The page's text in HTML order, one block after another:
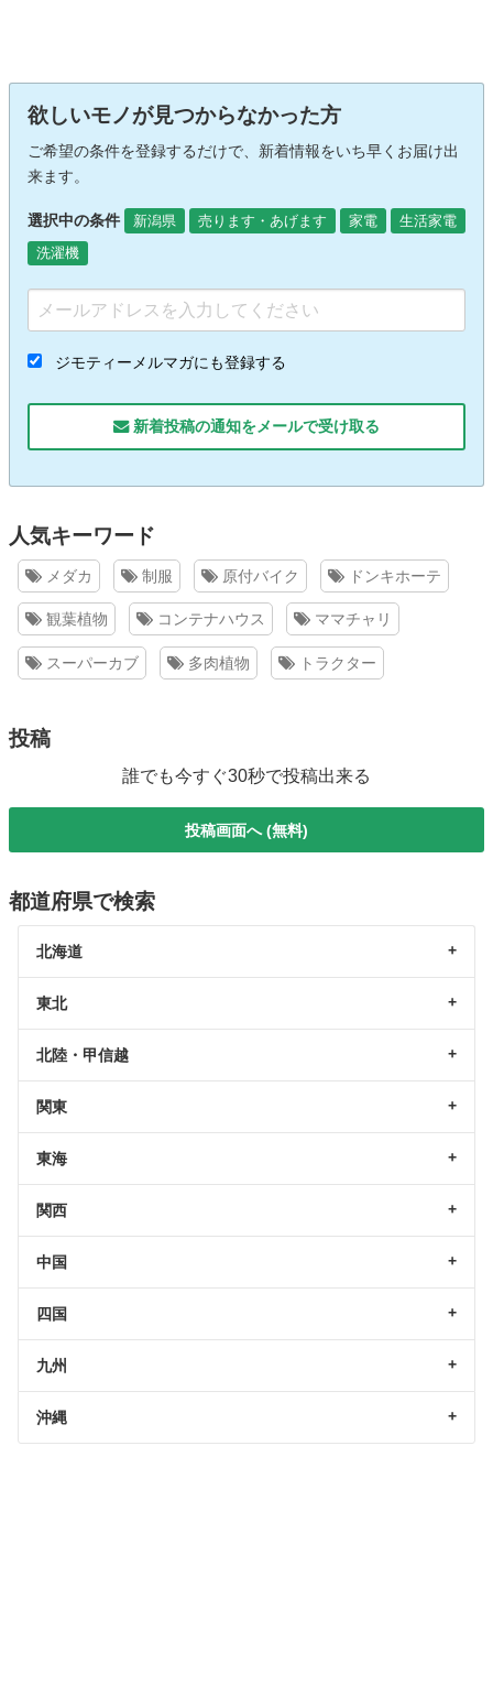
欲しいモノが見つからなかった方
ご希望の条件を登録するだけで、新着情報をいち早くお届け出
来ます。
選択中の条件 新潟県 売ります・あげます 家電
生活家電
洗濯機
ジモティーメルマガにも登録する
新着投稿の通知をメールで受け取る
人気キーワード
メダカ 制服 原付バイク ドンキホーテ
観葉植物 コンテナハウス ママチャリ
スーパーカブ 多肉植物 トラクター
投稿
誰でも今すぐ30秒で投稿出来る
投稿画面へ (無料)
都道府県で検索
北海道
東北
北陸・甲信越
関東
東海
関西
中国
四国
九州
沖縄